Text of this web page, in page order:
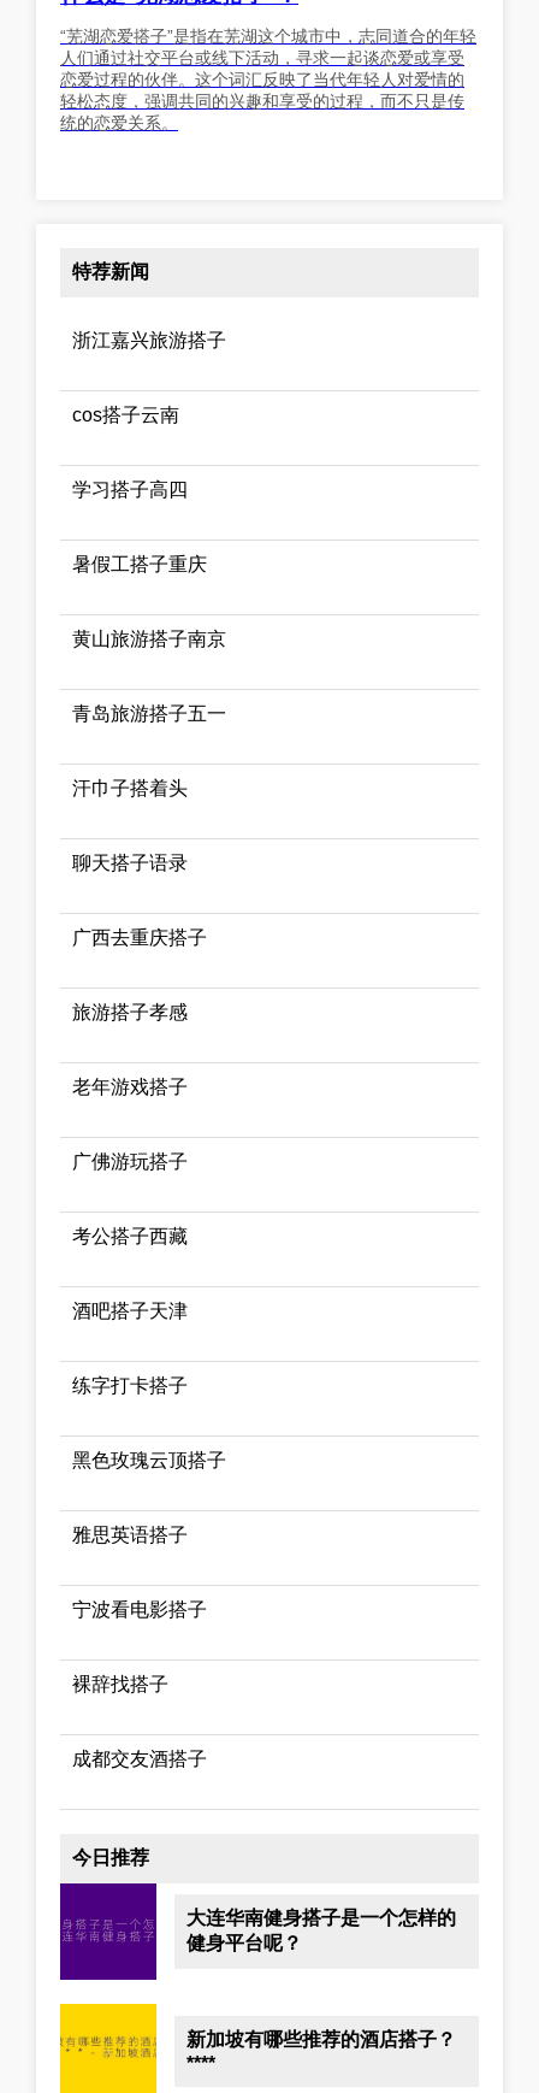
“芜湖恋爱搭子”是指在芜湖这个城市中，志同道合的年轻
人们通过社交平台或线下活动，寻求一起谈恋爱或享受
恋爱过程的伙伴。这个词汇反映了当代年轻人对爱情的
轻松态度，强调共同的兴趣和享受的过程，而不只是传
统的恋爱关系。
特荐新闻
浙江嘉兴旅游搭子
cos搭子云南
学习搭子高四
暑假工搭子重庆
黄山旅游搭子南京
青岛旅游搭子五一
汗巾子搭着头
聊天搭子语录
广西去重庆搭子
旅游搭子孝感
老年游戏搭子
广佛游玩搭子
考公搭子西藏
酒吧搭子天津
练字打卡搭子
黑色玫瑰云顶搭子
雅思英语搭子
宁波看电影搭子
裸辞找搭子
成都交友酒搭子
今日推荐
大连华南健身搭子是一个怎样的
健身平台呢？
新加坡有哪些推荐的酒店搭子？
****